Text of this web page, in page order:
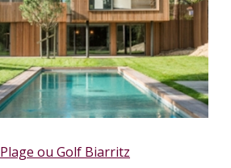
Plage ou Golf Biarritz